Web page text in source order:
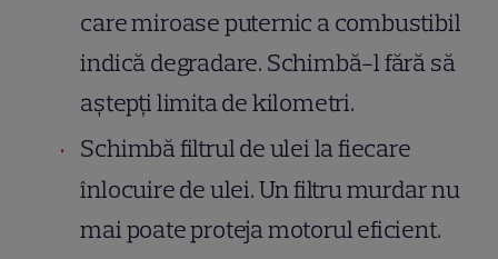
care miroase puternic a combustibil
indică degradare. Schimbă-l fără să
aștepți limita de kilometri.
Schimbă filtrul de ulei la fiecare
înlocuire de ulei. Un filtru murdar nu
mai poate proteja motorul eficient.